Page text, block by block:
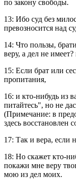
по закону свободы.
13: Ибо суд без
превозносится над
14: Что пользы,
веру, а дел не
15: Если брат или
пропитания,
16: и кто-нибудь из
питайтесь", но не
(Примечание: в
здесь восстановлен
17: Так и вера, если
18: Но скажет кто-
покажи мне веру
мою из дел моих.